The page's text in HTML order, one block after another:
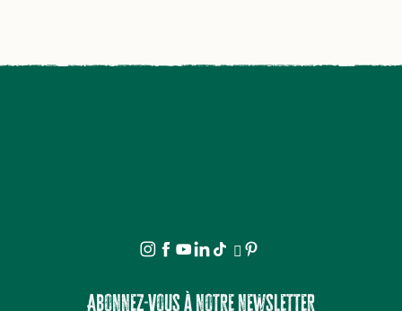
Abonnez-vous à notre newsletter